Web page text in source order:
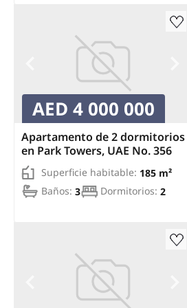
AED 4 000 000
Apartamento de 2 dormitorios
en Park Towers, UAE No. 356
Superficie habitable: 185 m²
Baños: 3 Dormitorios: 2